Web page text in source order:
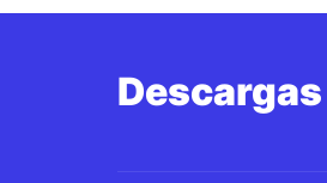
Descargas